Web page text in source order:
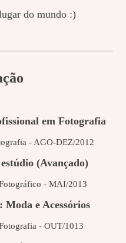
do mundo :)
em Fotografia
- AGO-DEZ/2012
(Avançado)
- MAI/2013
Moda e Acessórios
- OUT/1013